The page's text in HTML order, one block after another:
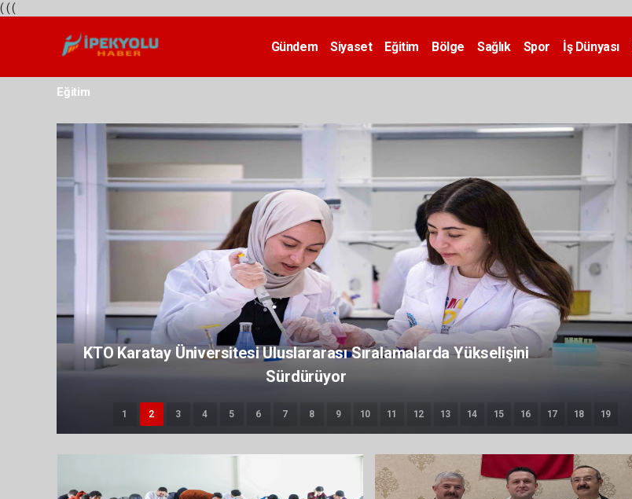
( ((
Gündem Siyaset Eğitim Bölge Sağlık Spor İş Dünyası
Eğitim
Mezun Olduğu Okula Müdür Olarak Atandı
1 2 3 4 5 6 7 8 9 10 11 12 13 14 15 16 17 18 19